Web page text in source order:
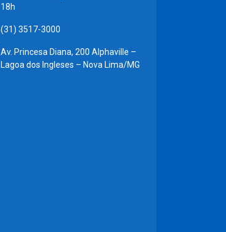
18h
(31) 3517-3000
Av. Princesa Diana, 200 Alphaville –
Lagoa dos Ingleses – Nova Lima/MG